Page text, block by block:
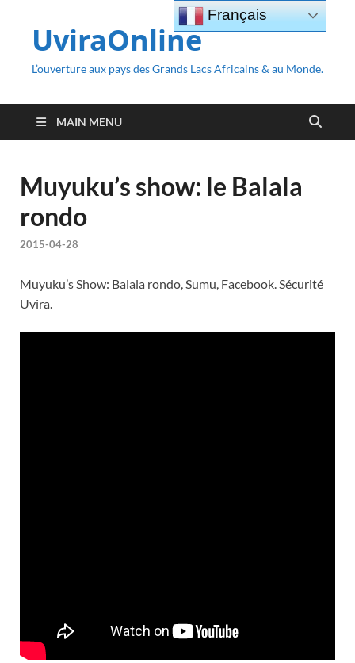
UviraOnline
L’ouverture aux pays des Grands Lacs Africains & au Monde.
MAIN MENU
Muyuku’s show: le Balala
rondo
2015-04-28
Muyuku’s Show: Balala rondo, Sumu, Facebook. Sécurité
Uvira.
Français